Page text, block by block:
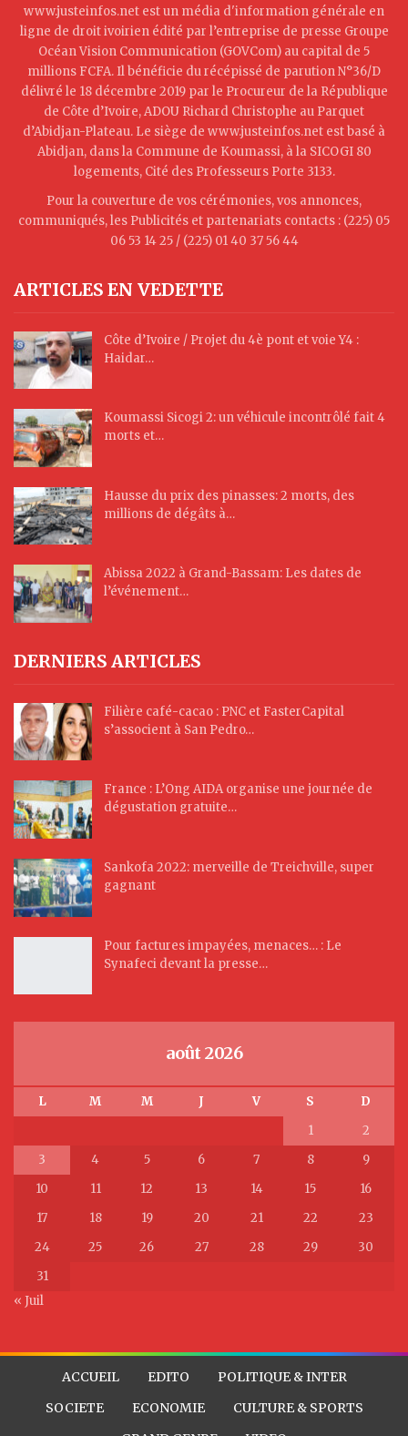
www.justeinfos.net est un média d'information générale en
ligne de droit ivoirien édité par l’entreprise de presse Groupe
Océan Vision Communication (GOVCom) au capital de 5
millions FCFA. Il bénéficie du récépissé de parution N°36/D
délivré le 18 décembre 2019 par le Procureur de la République
de Côte d’Ivoire, ADOU Richard Christophe au Parquet
d’Abidjan-Plateau. Le siège de www.justeinfos.net est basé à
Abidjan, dans la Commune de Koumassi, à la SICOGI 80
logements, Cité des Professeurs Porte 3133.
Pour la couverture de vos cérémonies, vos annonces,
communiqués, les Publicités et partenariats contacts : (225) 05
06 53 14 25 / (225) 01 40 37 56 44
ARTICLES EN VEDETTE
Côte d’Ivoire / Projet du 4è pont et voie Y4 :
Haidar…
Koumassi Sicogi 2: un véhicule incontrôlé fait 4
morts et…
Hausse du prix des pinasses: 2 morts, des
millions de dégâts à…
Abissa 2022 à Grand-Bassam: Les dates de
l’événement…
DERNIERS ARTICLES
Filière café-cacao : PNC et FasterCapital
s’associent à San Pedro…
France : L’Ong AIDA organise une journée de
dégustation gratuite…
Sankofa 2022: merveille de Treichville, super
gagnant
Pour factures impayées, menaces… : Le
Synafeci devant la presse…
août 2026
L M M J V S
D
1
2
3
4 5 6 7 8
9
10
11 12 13 14 15
16
17
18 19 20 21 22
23
24
25 26 27 28 29
30
31
« Juil
ACCUEIL EDITO
POLITIQUE & INTER
SOCIETE
ECONOMIE
CULTURE & SPORTS